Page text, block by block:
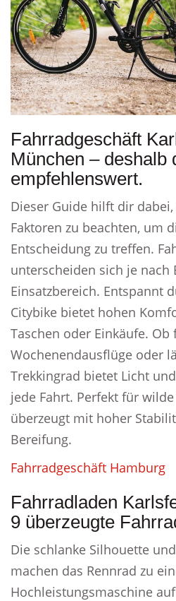
Fahrradgeschäft
München – deshalb
empfehlenswert.
Dieser Guide hilft dir
Faktoren zu beachten, um
Entscheidung zu treffen.
unterscheiden sich je nach
Einsatzbereich. Entspannt
Citybike bietet hohen
Taschen oder Einkäufe. Ob
Wochenendausflüge oder
Trekkingrad bietet Licht
jede Fahrt. Perfekt für
überzeugt mit hoher
Bereifung.
Fahrradgeschäft Hamburg
Fahrradladen
9 überzeugte
Die schlanke Silhouette
machen das Rennrad zu
Hochleistungsmaschine